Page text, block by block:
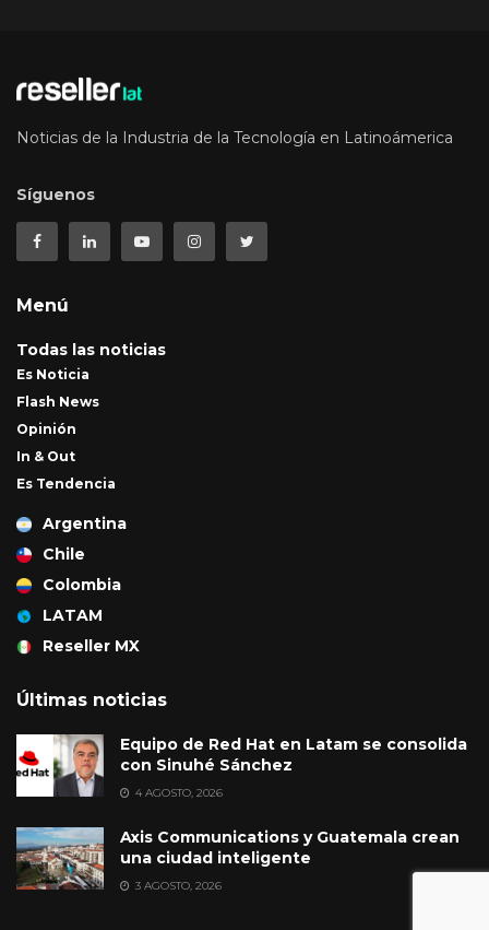
Noticias de la Industria de la Tecnología en Latinoámerica
Síguenos
Menú
Todas las noticias
Es Noticia
Flash News
Opinión
In & Out
Es Tendencia
Argentina
Chile
Colombia
LATAM
Reseller MX
Últimas noticias
Equipo de Red Hat en Latam se consolida
con Sinuhé Sánchez
4 AGOSTO, 2026
Axis Communications y Guatemala crean
una ciudad inteligente
3 AGOSTO, 2026